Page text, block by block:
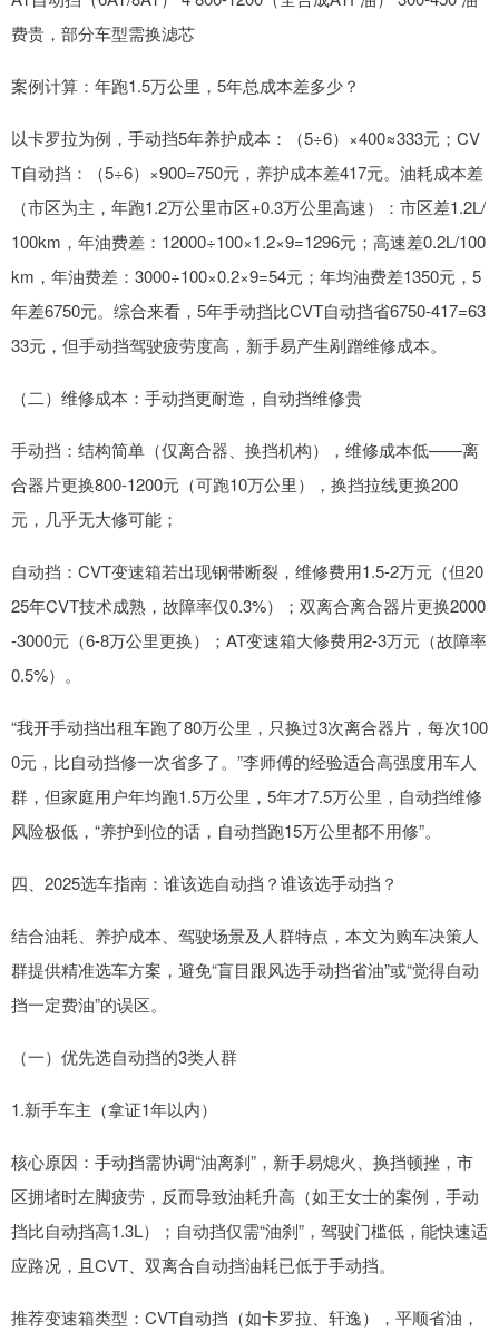
费贵，部分车型需换滤芯
案例计算：年跑1.5万公里，5年总成本差多少？
以卡罗拉为例，手动挡5年养护成本：（5÷6）×400≈333元；CV
T自动挡：（5÷6）×900=750元，养护成本差417元。油耗成本差
（市区为主，年跑1.2万公里市区+0.3万公里高速）：市区差1.2L/
100km，年油费差：12000÷100×1.2×9=1296元；高速差0.2L/100
km，年油费差：3000÷100×0.2×9=54元；年均油费差1350元，5
年差6750元。综合来看，5年手动挡比CVT自动挡省6750-417=63
33元，但手动挡驾驶疲劳度高，新手易产生剐蹭维修成本。
（二）维修成本：手动挡更耐造，自动挡维修贵
手动挡：结构简单（仅离合器、换挡机构），维修成本低——离
合器片更换800-1200元（可跑10万公里），换挡拉线更换200
元，几乎无大修可能；
自动挡：CVT变速箱若出现钢带断裂，维修费用1.5-2万元（但20
25年CVT技术成熟，故障率仅0.3%）；双离合离合器片更换2000
-3000元（6-8万公里更换）；AT变速箱大修费用2-3万元（故障率
0.5%）。
“我开手动挡出租车跑了80万公里，只换过3次离合器片，每次100
0元，比自动挡修一次省多了。”李师傅的经验适合高强度用车人
群，但家庭用户年均跑1.5万公里，5年才7.5万公里，自动挡维修
风险极低，“养护到位的话，自动挡跑15万公里都不用修”。
四、2025选车指南：谁该选自动挡？谁该选手动挡？
结合油耗、养护成本、驾驶场景及人群特点，本文为购车决策人
群提供精准选车方案，避免“盲目跟风选手动挡省油”或“觉得自动
挡一定费油”的误区。
（一）优先选自动挡的3类人群
1.新手车主（拿证1年以内）
核心原因：手动挡需协调“油离刹”，新手易熄火、换挡顿挫，市
区拥堵时左脚疲劳，反而导致油耗升高（如王女士的案例，手动
挡比自动挡高1.3L）；自动挡仅需“油刹”，驾驶门槛低，能快速适
应路况，且CVT、双离合自动挡油耗已低于手动挡。
推荐变速箱类型：CVT自动挡（如卡罗拉、轩逸），平顺省油，